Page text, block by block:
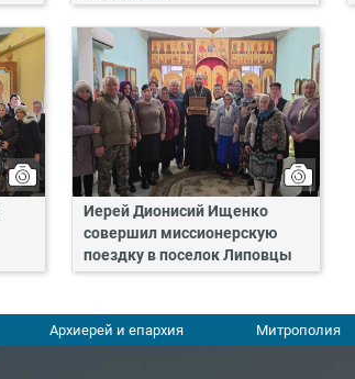
Иерей Дионисий Ищенко
совершил миссионерскую
поездку в поселок Липовцы
Архиерей и епархия Митрополия